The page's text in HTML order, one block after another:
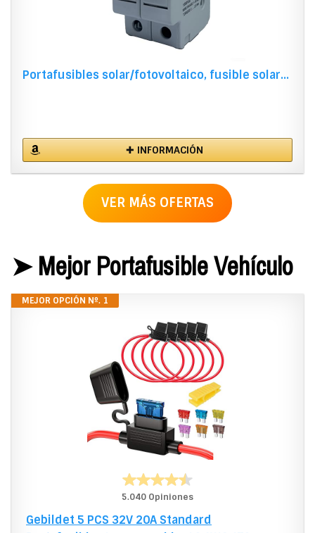
Portafusibles solar/fotovoltaico, fusible solar...
✚ INFORMACIÓN
VER MÁS OFERTAS
➤ Mejor Portafusible Vehículo
MEJOR OPCIÓN Nº. 1
5.040 Opiniones
Gebildet 5 PCS 32V 20A Standard